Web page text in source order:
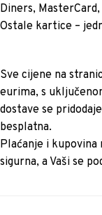
Diners, MasterCard,
Ostale kartice –
Sve cijene na
eurima, s
dostave se
besplatna.
Plaćanje i
sigurna, a Vaši se